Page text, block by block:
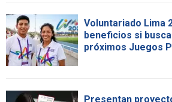
Voluntariado Lima
beneficios si
próximos Juegos
Presentan